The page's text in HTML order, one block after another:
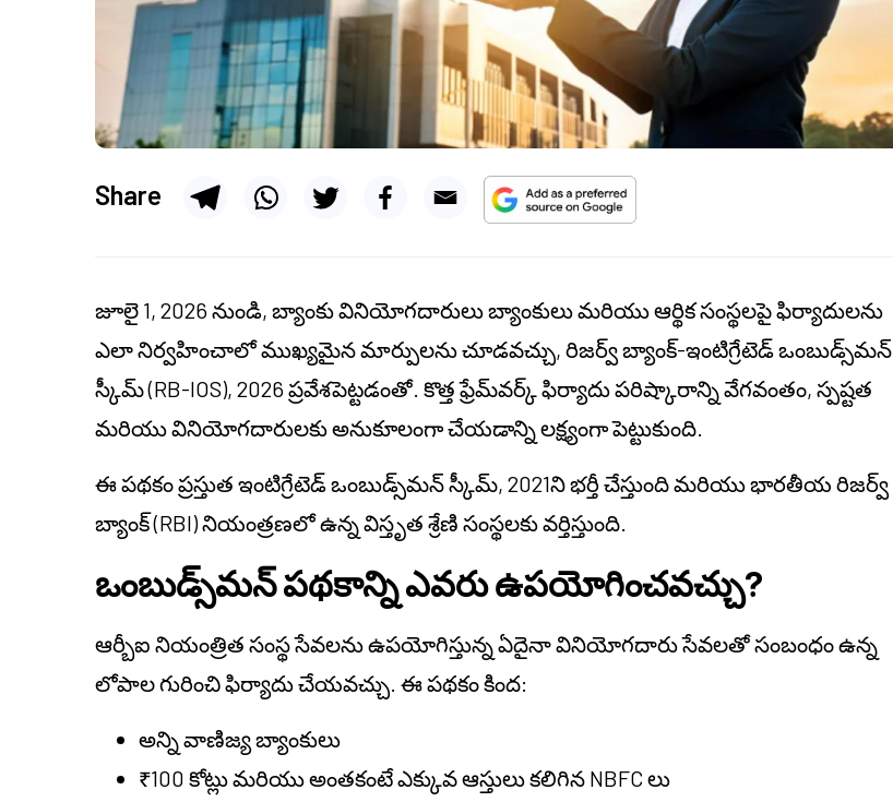
Share
జూలై 1, 2026 నుండి, బ్యాంకు వినియోగదారులు బ్యాంకులు మరియు ఆర్థిక సంస్థలపై ఫిర్యాదులను
ఎలా నిర్వహించాలో ముఖ్యమైన మార్పులను చూడవచ్చు, రిజర్వ్ బ్యాంక్-ఇంటిగ్రేటెడ్ ఒంబుడ్స్‌మన్
స్కీమ్ (RB-IOS), 2026 ప్రవేశపెట్టడంతో. కొత్త ఫ్రేమ్‌వర్క్ ఫిర్యాదు పరిష్కారాన్ని వేగవంతం, స్పష్టత
మరియు వినియోగదారులకు అనుకూలంగా చేయడాన్ని లక్ష్యంగా పెట్టుకుంది.
ఈ పథకం ప్రస్తుత ఇంటిగ్రేటెడ్ ఒంబుడ్స్‌మన్ స్కీమ్, 2021ని భర్తీ చేస్తుంది మరియు భారతీయ రిజర్వ్
బ్యాంక్ (RBI) నియంత్రణలో ఉన్న విస్తృత శ్రేణి సంస్థలకు వర్తిస్తుంది.
ఒంబుడ్స్‌మన్ పథకాన్ని ఎవరు ఉపయోగించవచ్చు?
ఆర్బీఐ నియంత్రిత సంస్థ సేవలను ఉపయోగిస్తున్న ఏదైనా వినియోగదారు సేవలతో సంబంధం ఉన్న
లోపాల గురించి ఫిర్యాదు చేయవచ్చు. ఈ పథకం కింద:
అన్ని వాణిజ్య బ్యాంకులు
₹100 కోట్లు మరియు అంతకంటే ఎక్కువ ఆస్తులు కలిగిన NBFC లు